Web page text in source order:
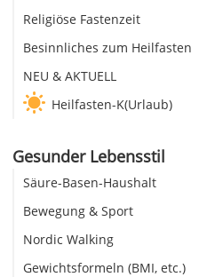
Religiöse Fastenzeit
Besinnliches zum Heilfasten
NEU & AKTUELL
Heilfasten-K(Urlaub)
Gesunder Lebensstil
Säure-Basen-Haushalt
Bewegung & Sport
Nordic Walking
Gewichtsformeln (BMI, etc.)